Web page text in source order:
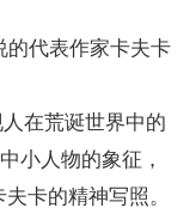
代表作家卡夫卡
在荒诞世界中的
小人物的象征，
卡的精神写照。